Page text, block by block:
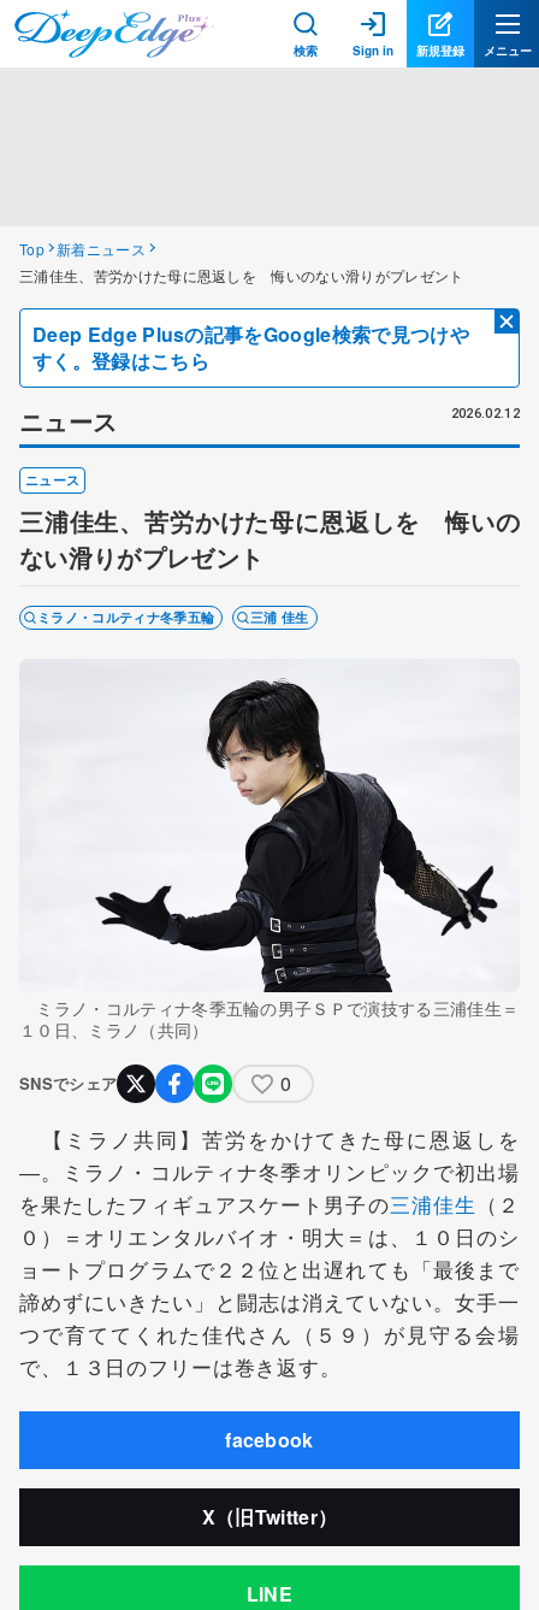
検索 Sign in 新規登録 メニュー
Top 新着ニュース
三浦佳生、苦労かけた母に恩返しを 悔いのない滑りがプレゼント
Deep Edge Plusの記事をGoogle検索で見つけや
すく。登録はこちら
ニュース 2026.02.12
ニュース
三浦佳生、苦労かけた母に恩返しを 悔いの
ない滑りがプレゼント
ミラノ・コルティナ冬季五輪 三浦 佳生
ミラノ・コルティナ冬季五輪の男子ＳＰで演技する三浦佳生＝
１０日、ミラノ（共同）
SNSでシェア 0
【ミラノ共同】苦労をかけてきた母に恩返しを
―。ミラノ・コルティナ冬季オリンピックで初出場
を果たしたフィギュアスケート男子の三浦佳生 （２
０）＝オリエンタルバイオ・明大＝は、１０日のシ
ョートプログラムで２２位と出遅れても「最後まで
諦めずにいきたい」と闘志は消えていない。女手一
つで育ててくれた佳代さん（５９）が見守る会場
で、１３日のフリーは巻き返す。
facebook
X（旧Twitter）
LINE